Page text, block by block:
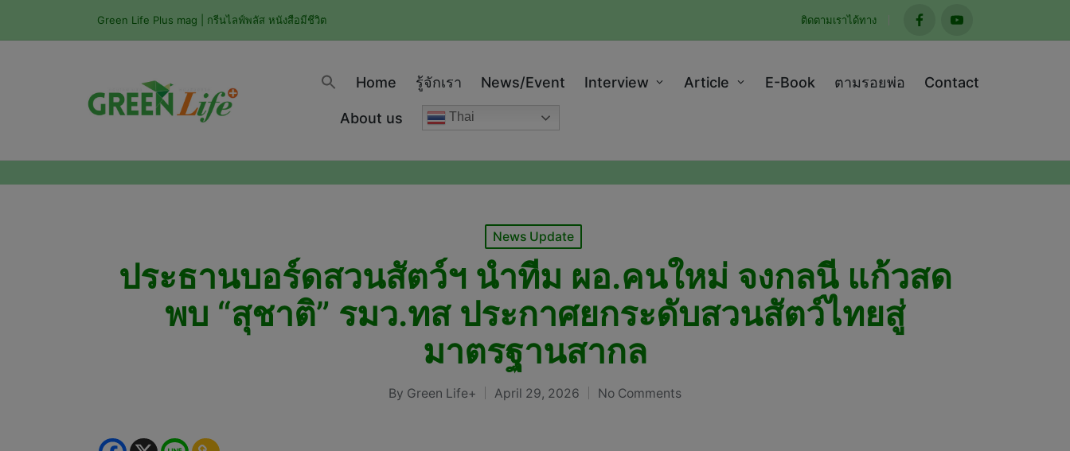
Green Life Plus mag | กรีนไลฟ์พลัส หนังสือมีชีวิต ติดตามเราได้ทาง
facebookyoutube
Home รู้จักเรา News/Event Interview Article E-Book ตามรอยพ่อ Contact
About us Thai
Posted
in
News Update
ประธานบอร์ดสวนสัตว์ฯ นำทีม ผอ.คนใหม่ จงกลนี แก้วสด
พบ “สุชาติ” รมว.ทส ประกาศยกระดับสวนสัตว์ไทยสู่
มาตรฐานสากล
Posted
By Green Life+ April 29, 2026 No Comments